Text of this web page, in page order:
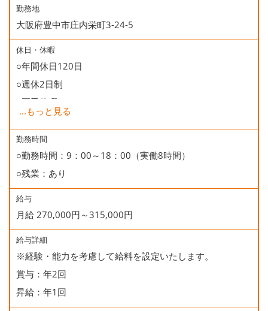
勤務地
大阪府豊中市庄内栄町3-24-5
休日・休暇
○年間休日120日
○週休2日制
○夏季休暇
○年末年始休暇
○慶弔休暇
○有給休暇
○誕生日休暇
...もっと見る
勤務時間
○勤務時間：9：00～18：00（実働8時間）
○残業：あり
給与
月給 270,000円～315,000円
給与詳細
※経験・能力を考慮して給料を設定いたします。
賞与：年2回
昇給：年1回